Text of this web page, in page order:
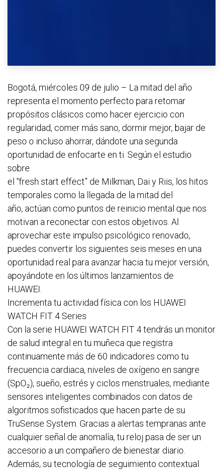
Bogotá, miércoles 09 de julio – La mitad del año
representa el momento perfecto para retomar
propósitos clásicos como hacer ejercicio con
regularidad, comer más sano, dormir mejor, bajar de
peso o incluso ahorrar, dándote una segunda
oportunidad de enfocarte en ti. Según el estudio
sobre
el “fresh start effect” de Milkman, Dai y Riis, los hitos
temporales como la llegada de la mitad del
año, actúan como puntos de reinicio mental que nos
motivan a reconectar con estos objetivos. Al
aprovechar este impulso psicológico renovado,
puedes convertir los siguientes seis meses en una
oportunidad real para avanzar hacia tu mejor versión,
apoyándote en los últimos lanzamientos de
HUAWEI.
Incrementa tu actividad física con los HUAWEI
WATCH FIT 4 Series
Con la serie HUAWEI WATCH FIT 4 tendrás un monitor
de salud integral en tu muñeca que registra
continuamente más de 60 indicadores como tu
frecuencia cardiaca, niveles de oxígeno en sangre
(SpO₂), sueño, estrés y ciclos menstruales, mediante
sensores inteligentes combinados con datos de
algoritmos sofisticados que hacen parte de su
TruSense System. Gracias a alertas tempranas ante
cualquier señal de anomalía, tu reloj pasa de ser un
accesorio a un compañero de bienestar diario.
Además, su tecnología de seguimiento contextual